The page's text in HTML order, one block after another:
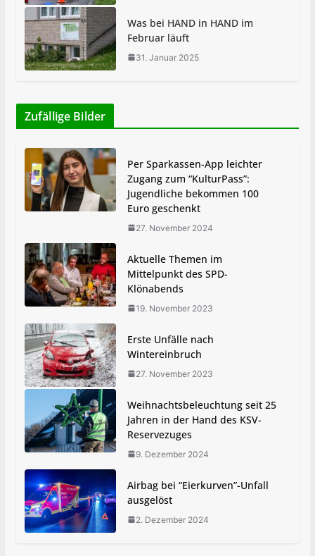
Was bei HAND in HAND im
Februar läuft
31. Januar 2025
Zufällige Bilder
Per Sparkassen-App leichter
Zugang zum “KulturPass”:
Jugendliche bekommen 100
Euro geschenkt
27. November 2024
Aktuelle Themen im
Mittelpunkt des SPD-
Klönabends
19. November 2023
Erste Unfälle nach
Wintereinbruch
27. November 2023
Weihnachtsbeleuchtung seit 25
Jahren in der Hand des KSV-
Reservezuges
9. Dezember 2024
Airbag bei “Eierkurven”-Unfall
ausgelöst
2. Dezember 2024